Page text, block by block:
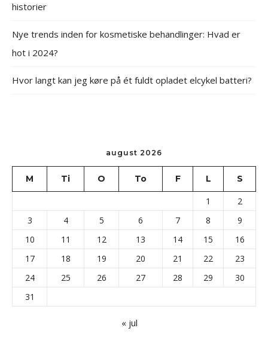
historier
Nye trends inden for kosmetiske behandlinger: Hvad er
hot i 2024?
Hvor langt kan jeg køre på ét fuldt opladet elcykel batteri?
august 2026
M Ti O To F L S
1
2
3
4 5 6 7 8
9
10
11 12 13 14 15
16
17
18 19 20 21 22
23
24
25 26 27 28 29
30
31
« jul